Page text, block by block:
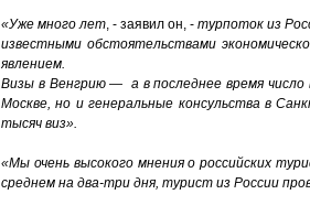
«Уже много лет, - заявил он, - турпоток из
известными обстоятельствами
явлением.
Визы в Венгрию — а в последнее время число
Москве, но и генеральные консульства в
тысяч виз».
«Мы очень высокого мнения о российских
среднем на два-три дня, турист из России